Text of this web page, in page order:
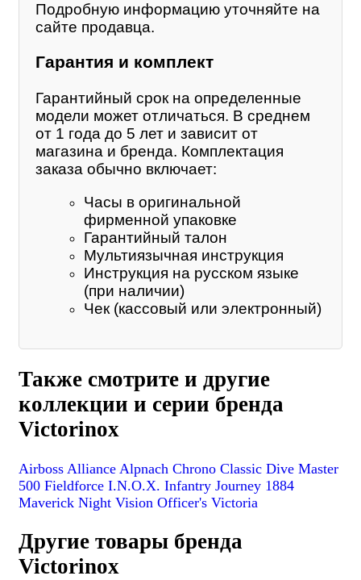
Подробную информацию уточняйте на
сайте продавца.
Гарантия и комплект
Гарантийный срок на определенные
модели может отличаться. В среднем
от 1 года до 5 лет и зависит от
магазина и бренда. Комплектация
заказа обычно включает:
Часы в оригинальной
фирменной упаковке
Гарантийный талон
Мультиязычная инструкция
Инструкция на русском языке
(при наличии)
Чек (кассовый или электронный)
Также смотрите и другие
коллекции и серии бренда
Victorinox
Airboss Alliance Alpnach Chrono Classic Dive Master
500 Fieldforce I.N.O.X. Infantry Journey 1884
Maverick Night Vision Officer's Victoria
Другие товары бренда
Victorinox